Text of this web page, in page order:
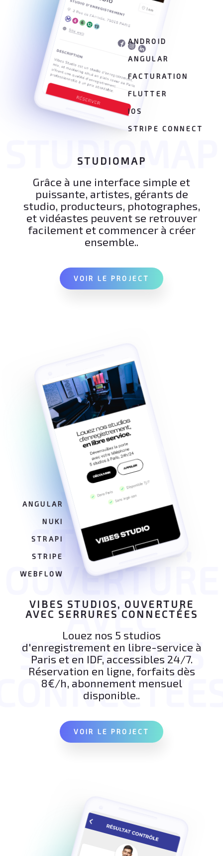
ANDROID
ANGULAR
FACTURATION
FLUTTER
IOS
STRIPE CONNECT
STUDIOMAP
STUDIOMAP
Grâce à une interface simple et
puissante, artistes, gérants de
studio, producteurs, photographes,
et vidéastes peuvent se retrouver
facilement et commencer à créer
ensemble..
VOIR LE PROJECT
ANGULAR
NUKI
STRAPI
STRIPE
WEBFLOW
VIBES
STUDIOS,
OUVERTURE
AVEC
SERRURES
VIBES STUDIOS, OUVERTURE
AVEC SERRURES CONNECTÉES
Louez nos 5 studios
d'enregistrement en libre-service à
Paris et en IDF, accessibles 24/7.
Réservation en ligne, forfaits dès
8€/h, abonnement mensuel
disponible..
VOIR LE PROJECT